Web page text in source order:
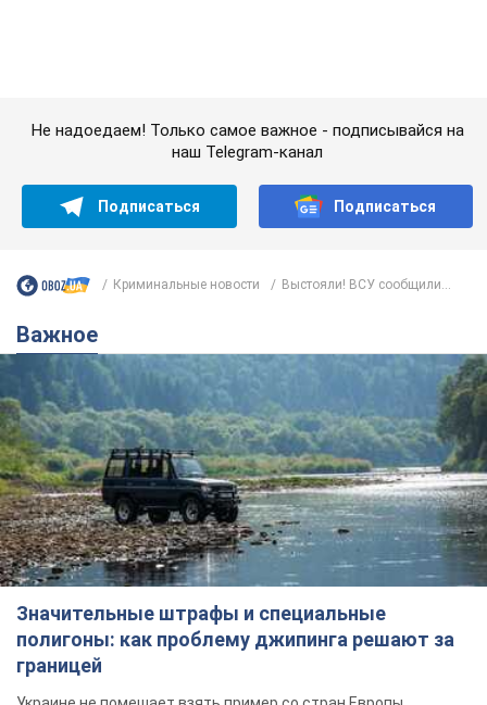
Значительные штрафы и специальные
полигоны: как проблему джипинга решают за
границей
Украине не помешает взять пример со стран Европы
8.08.2026 05:10 2,7 т.
В Прикарпатье после аномальной
жары прошел сильный ливень:
дороги превратились в реки. Видео
Непогода обрушилась на Ивано-Франковскую
область и курортный Буковель
8.08.2026 09:27 38,2 т.